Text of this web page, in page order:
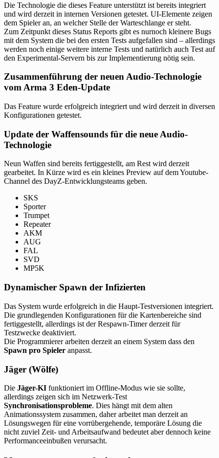
Die Technologie die dieses Feature unterstützt ist bereits integriert
und wird derzeit in internen Versionen getestet. UI-Elemente zeigen
dem Spieler an, an welcher Stelle der Warteschlange er steht.
Zum Zeitpunkt dieses Status Reports gibt es nurnoch kleinere Bugs
mit dem System die bei den ersten Tests aufgefallen sind – allerdings
werden noch einige weitere interne Tests und natürlich auch Test auf
den Experimental-Servern bis zur Implementierung nötig sein.
Zusammenführung der neuen Audio-Technologie
vom Arma 3 Eden-Update
Das Feature wurde erfolgreich integriert und wird derzeit in diversen
Konfigurationen getestet.
Update der Waffensounds für die neue Audio-
Technologie
Neun Waffen sind bereits fertiggestellt, am Rest wird derzeit
gearbeitet. In Kürze wird es ein kleines Preview auf dem Youtube-
Channel des DayZ-Entwicklungsteams geben.
SKS
Sporter
Trumpet
Repeater
AKM
AUG
FAL
SVD
MP5K
Dynamischer Spawn der Infizierten
Das System wurde erfolgreich in die Haupt-Testversionen integriert.
Die grundlegenden Konfigurationen für die Kartenbereiche sind
fertiggestellt, allerdings ist der Respawn-Timer derzeit für
Testzwecke deaktiviert.
Die Programmierer arbeiten derzeit an einem System dass den
Spawn pro Spieler anpasst.
Jäger (Wölfe)
Die Jäger-KI funktioniert im Offline-Modus wie sie sollte,
allerdings zeigen sich im Netzwerk-Test
Synchronisationsprobleme. Dies hängt mit dem alten
Animationssystem zusammen, daher arbeitet man derzeit an
Lösungswegen für eine vorrübergehende, temporäre Lösung die
nicht zuviel Zeit- und Arbeitsaufwand bedeutet aber dennoch keine
Performanceeinbußen verursacht.